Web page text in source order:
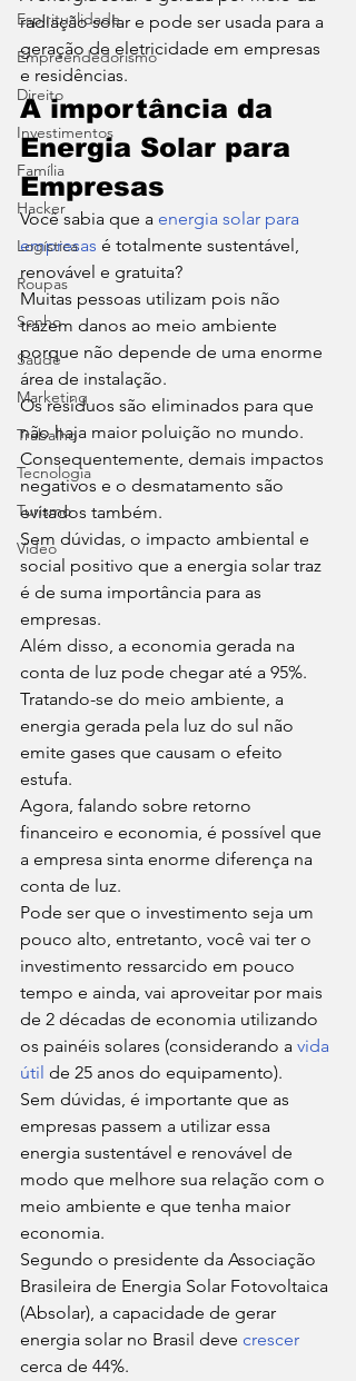
Espiritualidade
Empreendedorismo
Direito
Investimentos
Família
Hacker
Logística
Roupas
Sonho
Saúde
Marketing
Trabalho
Tecnologia
Turismo
Video
radiação solar e pode ser usada para a
geração de eletricidade em empresas
e residências.
A importância da
Energia Solar para
Empresas
Você sabia que a energia solar para
empresas é totalmente sustentável,
renovável e gratuita?
Muitas pessoas utilizam pois não
trazem danos ao meio ambiente
porque não depende de uma enorme
área de instalação.
Os resíduos são eliminados para que
não haja maior poluição no mundo.
Consequentemente, demais impactos
negativos e o desmatamento são
evitados também.
Sem dúvidas, o impacto ambiental e
social positivo que a energia solar traz
é de suma importância para as
empresas.
Além disso, a economia gerada na
conta de luz pode chegar até a 95%.
Tratando-se do meio ambiente, a
energia gerada pela luz do sul não
emite gases que causam o efeito
estufa.
Agora, falando sobre retorno
financeiro e economia, é possível que
a empresa sinta enorme diferença na
conta de luz.
Pode ser que o investimento seja um
pouco alto, entretanto, você vai ter o
investimento ressarcido em pouco
tempo e ainda, vai aproveitar por mais
de 2 décadas de economia utilizando
os painéis solares (considerando a vida
útil de 25 anos do equipamento).
Sem dúvidas, é importante que as
empresas passem a utilizar essa
energia sustentável e renovável de
modo que melhore sua relação com o
meio ambiente e que tenha maior
economia.
Segundo o presidente da Associação
Brasileira de Energia Solar Fotovoltaica
(Absolar), a capacidade de gerar
energia solar no Brasil deve crescer
cerca de 44%.